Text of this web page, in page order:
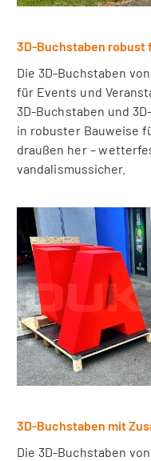
3D-Buchstaben robust
Die 3D-Buchstaben
für Events und
3D-Buchstaben und
in robuster Bauweise
draußen her –
vandalismussicher.
3D-Buchstaben mit
Die 3D-Buchstaben